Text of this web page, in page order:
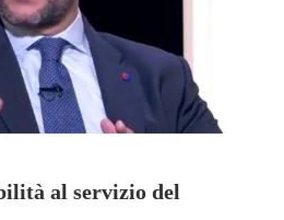
al servizio del